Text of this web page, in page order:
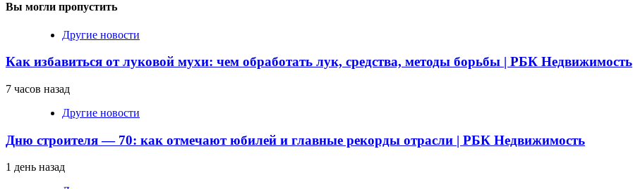
Вы могли пропустить
Другие новости
Как избавиться от луковой мухи: чем обработать лук, средства, методы борьбы | РБК Недвижимость
7 часов назад
Другие новости
Дню строителя — 70: как отмечают юбилей и главные рекорды отрасли | РБК Недвижимость
1 день назад